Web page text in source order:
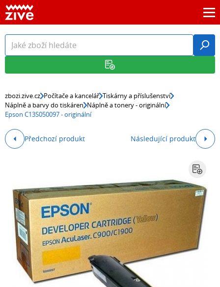
zbozi.zive.cz Počítače a kancelář Tiskárny a příslušenství
Náplně a barvy do tiskáren Náplně a tonery - originální
Epson C13S050097 - originální
Předchozí produkt Následující produkt